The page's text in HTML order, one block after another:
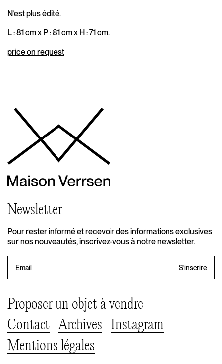
N’est plus édité.
L : 81 cm x P : 81 cm x H : 71 cm.
price on request
Newsletter
Pour rester informé et recevoir des informations exclusives
sur nos nouveautés, inscrivez-vous à notre newsletter.
Proposer un objet à vendre
Contact
Archives
Instagram
Mentions légales